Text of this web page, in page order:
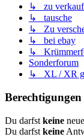
↳ zu
↳ tausche
↳ Zu
↳ bei ebay
↳
Sonderforum
↳ XL / XR
Du darfst keine
Du darfst keine